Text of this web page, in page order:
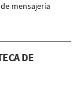
mensajería
DE